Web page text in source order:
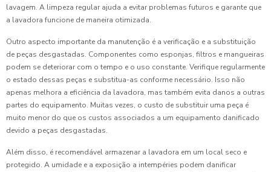
lavagem. A limpeza regular ajuda a evitar problemas futuros e garante que
a lavadora funcione de maneira otimizada.
Outro aspecto importante da manutenção é a verificação e a substituição
de peças desgastadas. Componentes como esponjas, filtros e mangueiras
podem se deteriorar com o tempo e o uso constante. Verifique regularmente
o estado dessas peças e substitua-as conforme necessário. Isso não
apenas melhora a eficiência da lavadora, mas também evita danos a outras
partes do equipamento. Muitas vezes, o custo de substituir uma peça é
muito menor do que os custos associados a um equipamento danificado
devido a peças desgastadas.
Além disso, é recomendável armazenar a lavadora em um local seco e
protegido. A umidade e a exposição a intempéries podem danificar